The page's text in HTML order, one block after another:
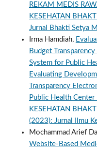
REKAM MEDIS
KESEHATAN
Jurnal Bhakti Setya
Irma Hamdiah,
Budget
System for Public
Evaluating
Transparency
Public Health Center
KESEHATAN
(2023): Jurnal Ilmu
Mochammad Arief
Website-Based